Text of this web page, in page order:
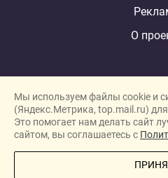
О
New homes
New homes
Мы используем файлы cookie и
(Яндекс.Метрика, top.mail.ru)
Это помогает нам делать сайт
сайтом, вы соглашаетесь с